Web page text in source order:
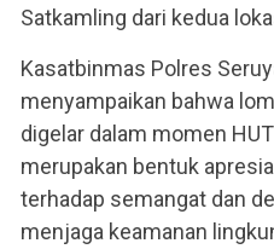
Satkamling dari kedua
Kasatbinmas Polres
menyampaikan bahwa
digelar dalam momen
merupakan bentuk
terhadap semangat dan
menjaga keamanan